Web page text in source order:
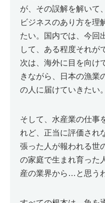
が、その誤解を解いて
ビジネスのあり方を理
たい。国内では、今回
して、ある程度それが
次は、海外に目を向け
きながら、日本の漁業
の人に届けていきたい。
そして、水産業の仕事
れど、正当に評価され
張った人が報われる世
の家庭で生まれ育った
産の業界から…と思う